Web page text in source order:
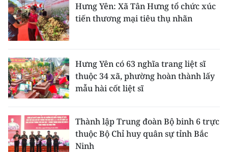
Hưng Yên: Xã Tân Hưng tổ chức xúc
tiến thương mại tiêu thụ nhãn
Hưng Yên có 63 nghĩa trang liệt sĩ
thuộc 34 xã, phường hoàn thành lấy
mẫu hài cốt liệt sĩ
Thành lập Trung đoàn Bộ binh 6 trực
thuộc Bộ Chỉ huy quân sự tỉnh Bắc
Ninh